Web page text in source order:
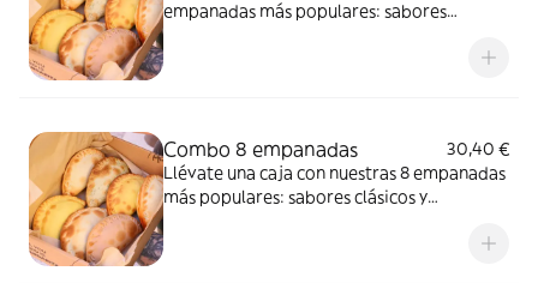
empanadas más populares: sabores
Combo 8 empanadas
30,40 €
Llévate una caja con nuestras 8 empanadas
más populares: sabores clásicos y